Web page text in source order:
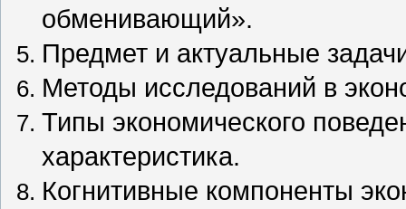
обменивающий».
Предмет и актуальные
Методы исследований в
Типы экономического
характеристика.
Когнитивные компоненты